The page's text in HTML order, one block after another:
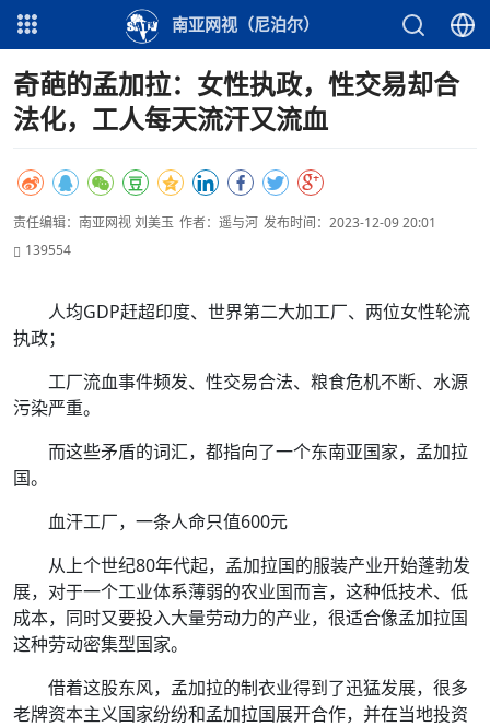
南亚网视（尼泊尔）
奇葩的孟加拉：女性执政，性交易却合
法化，工人每天流汗又流血
责任编辑：南亚网视 刘美玉 作者：遥与河 发布时间：2023-12-09 20:01
139554
人均GDP赶超印度、世界第二大加工厂、两位女性轮流
执政；
工厂流血事件频发、性交易合法、粮食危机不断、水源
污染严重。
而这些矛盾的词汇，都指向了一个东南亚国家，孟加拉
国。
血汗工厂，一条人命只值600元
从上个世纪80年代起，孟加拉国的服装产业开始蓬勃发
展，对于一个工业体系薄弱的农业国而言，这种低技术、低
成本，同时又要投入大量劳动力的产业，很适合像孟加拉国
这种劳动密集型国家。
借着这股东风，孟加拉的制衣业得到了迅猛发展，很多
老牌资本主义国家纷纷和孟加拉国展开合作，并在当地投资